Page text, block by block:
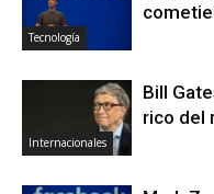
Tecnología
Internacionales
Bill
rico del